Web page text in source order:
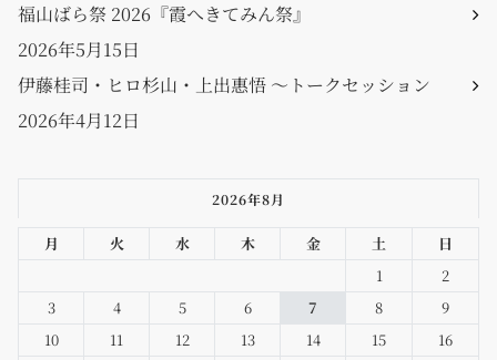
福山ばら祭 2026『霞へきてみん祭』
2026年5月15日
伊藤桂司・ヒロ杉山・上出惠悟 〜トークセッション
2026年4月12日
2026年8月
月 火 水 木 金 土
日
1
2
3
4 5 6 7 8
9
10
11 12 13 14 15
16